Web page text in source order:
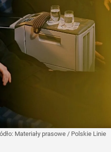
Materiały prasowe / Polskie Linie